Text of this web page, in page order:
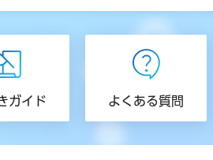
ガイド よくある質問